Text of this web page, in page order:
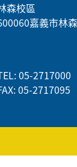
森校區
嘉義市林
05-2717000
05-2717095